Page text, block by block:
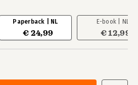
Paperback | NL
€ 24,99
E-book | NL
€ 12,99